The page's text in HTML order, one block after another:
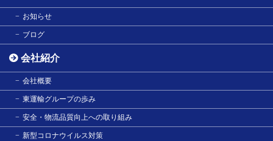
お知らせ
ブログ
会社紹介
会社概要
東運輸グループの歩み
安全・物流品質向上への取り組み
新型コロナウイルス対策